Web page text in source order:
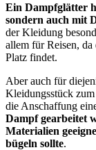
Ein Dampfglätter
sondern auch mit
der Kleidung
allem für Reisen,
Platz findet.
Aber auch für
Kleidungsstück
die Anschaffung
Dampf gearbeitet
Materialien
bügeln sollte.